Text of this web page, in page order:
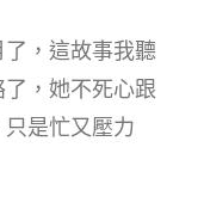
，這故事我聽
，她不死心跟
是忙又壓力